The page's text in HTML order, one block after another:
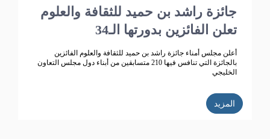
جائزة راشد بن حميد للثقافة والعلوم
تعلن الفائزين بدورتها الـ34
أعلن مجلس أمناء جائزة راشد بن حميد للثقافة والعلوم الفائزين
بالجائزة التي تنافس فيها 210 متسابقين من أبناء دول مجلس التعاون
الخليجي
المزيد